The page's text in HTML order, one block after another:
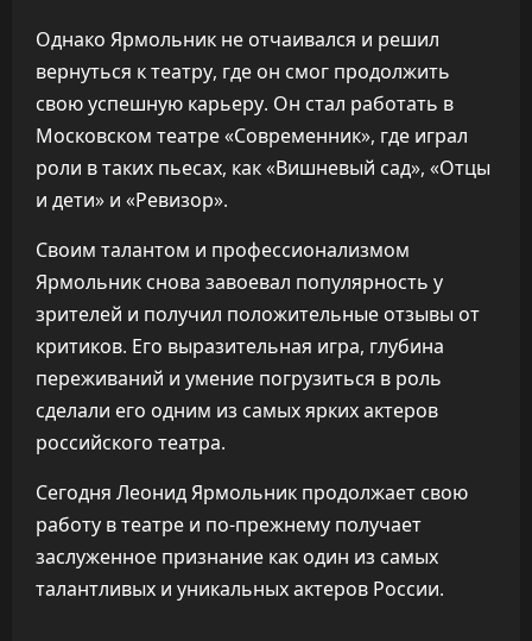
Однако Ярмольник не отчаивался и решил
вернуться к театру, где он смог продолжить
свою успешную карьеру. Он стал работать в
Московском театре «Современник», где играл
роли в таких пьесах, как «Вишневый сад», «Отцы
и дети» и «Ревизор».
Своим талантом и профессионализмом
Ярмольник снова завоевал популярность у
зрителей и получил положительные отзывы от
критиков. Его выразительная игра, глубина
переживаний и умение погрузиться в роль
сделали его одним из самых ярких актеров
российского театра.
Сегодня Леонид Ярмольник продолжает свою
работу в театре и по-прежнему получает
заслуженное признание как один из самых
талантливых и уникальных актеров России.